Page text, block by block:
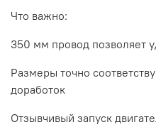
Что важно:
350 мм провод позволяет
Размеры точно
доработок
Отзывчивый запуск